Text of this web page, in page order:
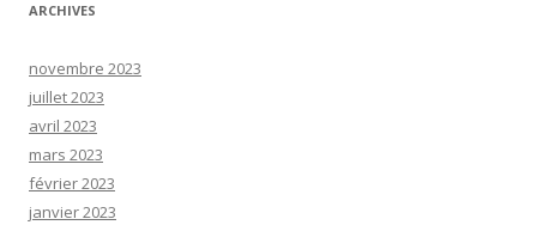
ARCHIVES
novembre 2023
juillet 2023
avril 2023
mars 2023
février 2023
janvier 2023